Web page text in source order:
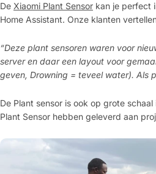
De Xiaomi Plant Sensor kan je perfect
Home Assistant. Onze klanten
“Deze plant sensoren waren voor
server en daar een layout voor
geven, Drowning = teveel water). Als
De Plant sensor is ook op grote
Plant Sensor hebben geleverd aan